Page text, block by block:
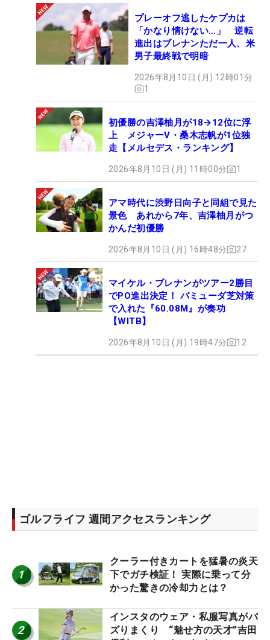
プレーオフ逃したケプカは
「かなり情けない…」 逆転
進出はブレナンただ一人、米
男子最終戦で明暗
2026年8月10日 (月) 12時01分
1
初優勝の吉澤柚月が18→12位に浮
上 メジャーV・桑木志帆が1位独
走【メルセデス・ランキング】
2026年8月10日 (月) 11時00分 1
アマ時代に渋野日向子と同組で見た
景色 あれから7年、吉澤柚月がつ
かんだ初優勝
2026年8月10日 (月) 16時48分 27
マイケル・ブレナンがツアー2勝目
でPO進出決定！ バミューダ芝対策
で入れた『60.08M』が奏功
【WITB】
2026年8月10日 (月) 19時47分 12
ゴルフライフ 週間アクセスランキング
1
クーラー付きカートを猛暑の炎天
下でガチ検証！ 実際に乗って分
かった驚きの冷却力とは？
2
インスタのウェア・私服写真がバ
ズりまくり “魅せ方の天才”吉田